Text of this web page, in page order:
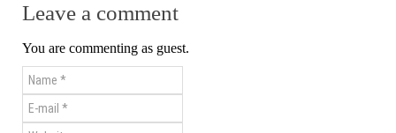
Leave a comment
You are commenting as guest.